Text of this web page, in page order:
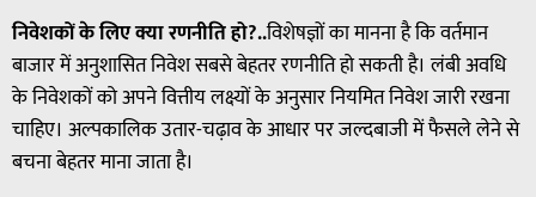
निवेशकों के लिए क्या रणनीति हो?..विशेषज्ञों का मानना है कि वर्तमान
बाजार में अनुशासित निवेश सबसे बेहतर रणनीति हो सकती है। लंबी अवधि
के निवेशकों को अपने वित्तीय लक्ष्यों के अनुसार नियमित निवेश जारी रखना
चाहिए। अल्पकालिक उतार-चढ़ाव के आधार पर जल्दबाजी में फैसले लेने से
बचना बेहतर माना जाता है।